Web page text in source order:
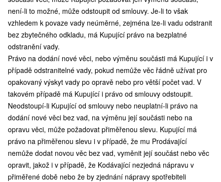
není-li to možné, může odstoupit od smlouvy. Je-li to však
vzhledem k povaze vady neúměrné, zejména lze-li vadu odstranit
bez zbytečného odkladu, má Kupující právo na bezplatné
odstranění vady.
Právo na dodání nové věci, nebo výměnu součásti má Kupující i v
případě odstranitelné vady, pokud nemůže věc řádně užívat pro
opakovaný výskyt vady po opravě nebo pro větší počet vad. V
takovém případě má Kupující i právo od smlouvy odstoupit.
Neodstoupí-li Kupující od smlouvy nebo neuplatní-li právo na
dodání nové věci bez vad, na výměnu její součásti nebo na
opravu věci, může požadovat přiměřenou slevu. Kupující má
právo na přiměřenou slevu i v případě, že mu Prodávající
nemůže dodat novou věc bez vad, vyměnit její součást nebo věc
opravit, jakož i v případě, že Kodávající nezjedná nápravu v
přiměřené době nebo že by zjednání nápravy spotřebiteli